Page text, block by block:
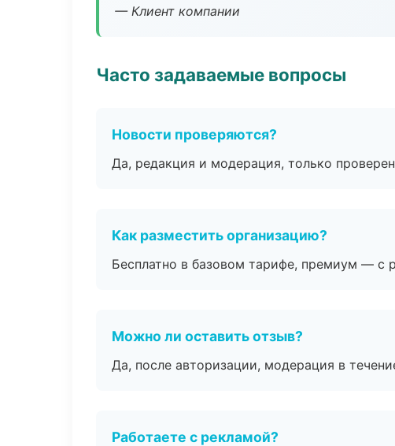
— Клиент компании
Часто задаваемые вопросы
Новости проверяются?
Да, редакция и модерация, только
Как разместить организацию?
Бесплатно в базовом тарифе, премиум — с
Можно ли оставить отзыв?
Да, после авторизации, модерация в
Работаете с рекламой?